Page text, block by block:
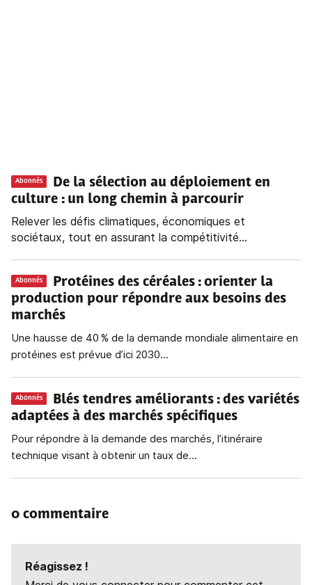
Abonnés
De la sélection au déploiement en
culture : un long chemin à parcourir
Relever les défis climatiques, économiques et
sociétaux, tout en assurant la compétitivité...
Abonnés
Protéines des céréales : orienter la
production pour répondre aux besoins des
marchés
Une hausse de 40 % de la demande mondiale alimentaire en
protéines est prévue d’ici 2030...
Abonnés
Blés tendres améliorants : des variétés
adaptées à des marchés spécifiques
Pour répondre à la demande des marchés, l’itinéraire
technique visant à obtenir un taux de...
0 commentaire
Réagissez !